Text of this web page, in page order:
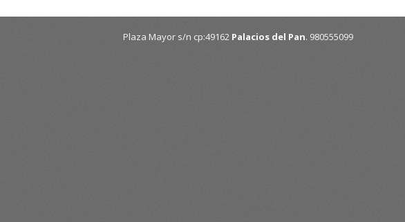
Plaza Mayor s/n cp:49162 Palacios del Pan. 980555099